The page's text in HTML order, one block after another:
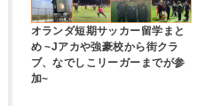
オランダ短期サッカー留学まと
め ~Jアカや強豪校から街クラ
ブ、なでしこリーガーまでが参
加~